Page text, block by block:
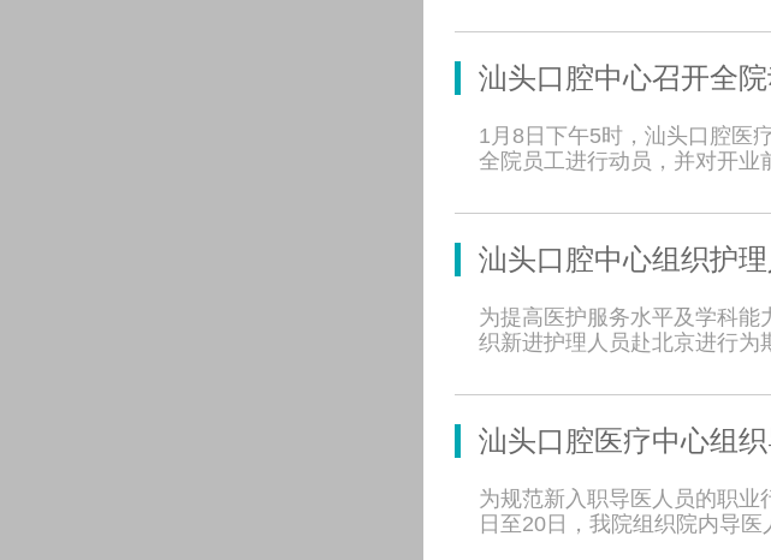
汕头口腔中心召开全
1月8日下午5时，汕头口腔医
全院员工进行动员，并对开
汕头口腔中心组织护
为提高医护服务水平及学科能
织新进护理人员赴北京进行
汕头口腔医疗中心组
为规范新入职导医人员的职业
日至20日，我院组织院内导